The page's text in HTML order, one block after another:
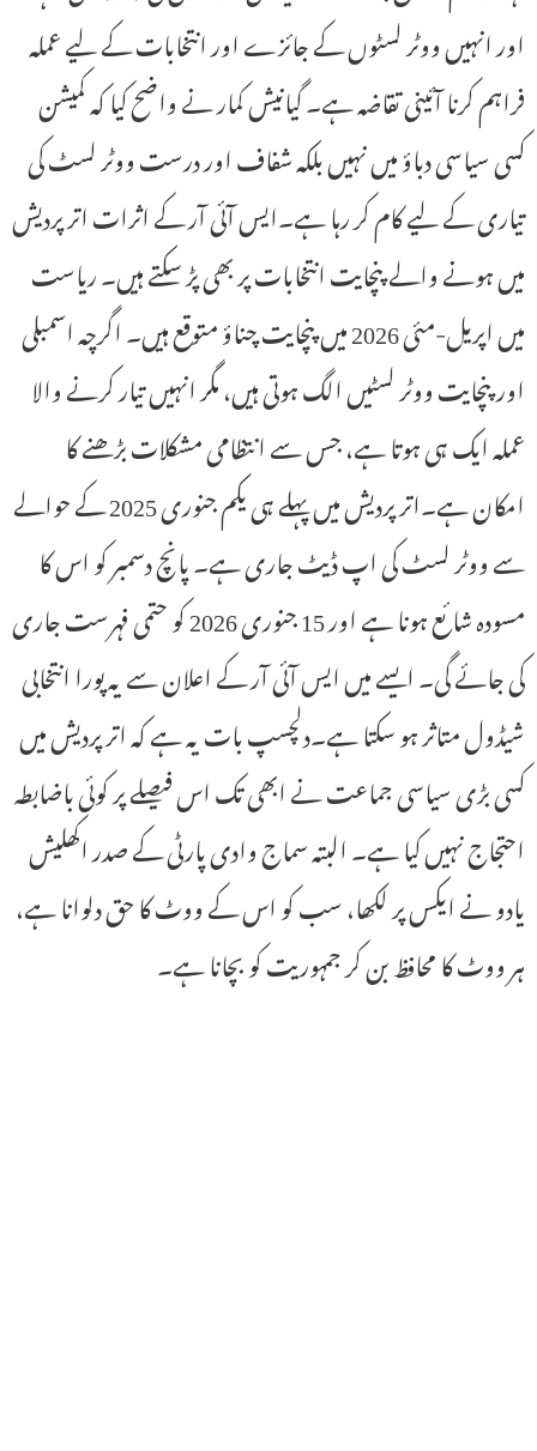
اور انہیں ووٹر لسٹوں کے جائزے اور انتخابات کے لیے عملہ
فراہم کرنا آئینی تقاضہ ہے۔ گیانیش کمار نے واضح کیا کہ کمیشن
کسی سیاسی دباؤ میں نہیں بلکہ شفاف اور درست ووٹر لسٹ کی
تیاری کے لیے کام کر رہا ہے۔ایس آئی آر کے اثرات اتر پردیش
میں ہونے والے پنچایت انتخابات پر بھی پڑ سکتے ہیں۔ ریاست
میں اپریل-مئی 2026 میں پنچایت چناؤ متوقع ہیں۔ اگرچہ اسمبلی
اور پنچایت ووٹر لسٹیں الگ ہوتی ہیں، مگر انہیں تیار کرنے والا
عملہ ایک ہی ہوتا ہے، جس سے انتظامی مشکلات بڑھنے کا
امکان ہے۔اتر پردیش میں پہلے ہی یکم جنوری 2025 کے حوالے
سے ووٹر لسٹ کی اپ ڈیٹ جاری ہے۔ پانچ دسمبر کو اس کا
مسودہ شائع ہونا ہے اور 15 جنوری 2026 کو حتمی فہرست جاری
کی جائے گی۔ ایسے میں ایس آئی آر کے اعلان سے یہ پورا انتخابی
شیڈول متاثر ہو سکتا ہے۔دلچسپ بات یہ ہے کہ اتر پردیش میں
کسی بڑی سیاسی جماعت نے ابھی تک اس فیصلے پر کوئی باضابطہ
احتجاج نہیں کیا ہے۔ البتہ سماج وادی پارٹی کے صدر اکھلیش
یادو نے ایکس پر لکھا، سب کو اس کے ووٹ کا حق دلوانا ہے،
ہر ووٹ کا محافظ بن کر جمہوریت کو بچانا ہے۔